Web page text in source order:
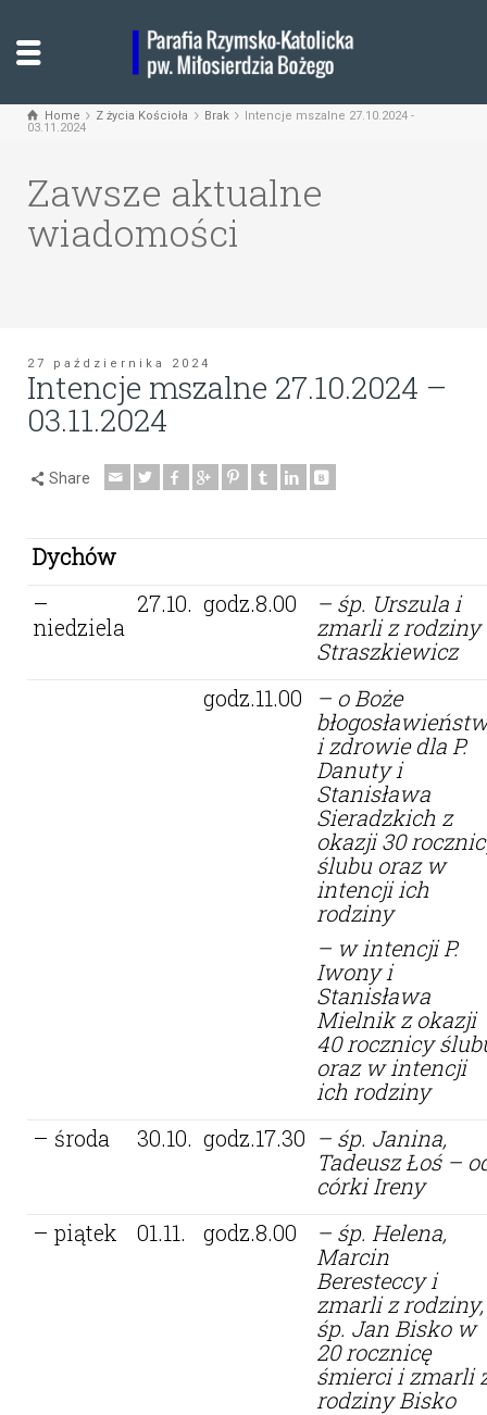
Home Z życia Kościoła Brak
Intencje mszalne 27.10.2024 -
03.11.2024
Zawsze aktualne
wiadomości
27 października 2024
Intencje mszalne 27.10.2024 –
03.11.2024
Share
Dychów
–
niedziela
27.10. godz.8.00
– śp. Urszula i
zmarli z rodziny
Straszkiewicz
godz.11.00
– o Boże
i zdrowie dla P.
Danuty i
Stanisława
Sieradzkich z
okazji 30
ślubu oraz w
intencji ich
rodziny
– w intencji P.
Iwony i
Stanisława
Mielnik z okazji
40 rocznicy
oraz w intencji
ich rodziny
– środa
30.10. godz.17.30 – śp. Janina,
Tadeusz Łoś –
córki Ireny
– piątek
01.11. godz.8.00
– śp. Helena,
Marcin
Beresteccy i
zmarli z rodziny,
śp. Jan Bisko w
20 rocznicę
śmierci i zmarli
rodziny Bisko